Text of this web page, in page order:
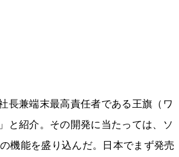
長兼端末最高責任者である王旗（ワ
と紹介。その開発に当たっては、ソ
機能を盛り込んだ。日本でまず発売